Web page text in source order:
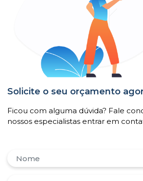
Solicite o seu orçamento
Ficou com alguma dúvida? Fale
nossos especialistas entrar em